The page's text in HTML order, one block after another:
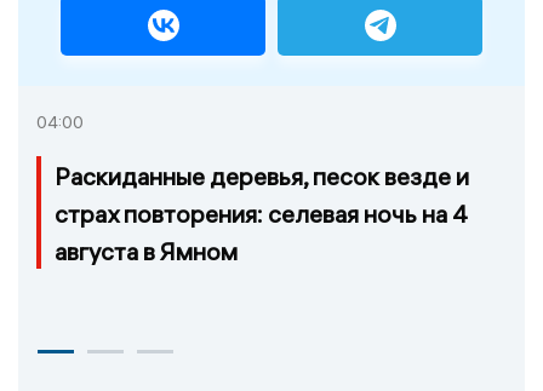
04:00
Раскиданные деревья, песок везде и
страх повторения: селевая ночь на 4
августа в Ямном